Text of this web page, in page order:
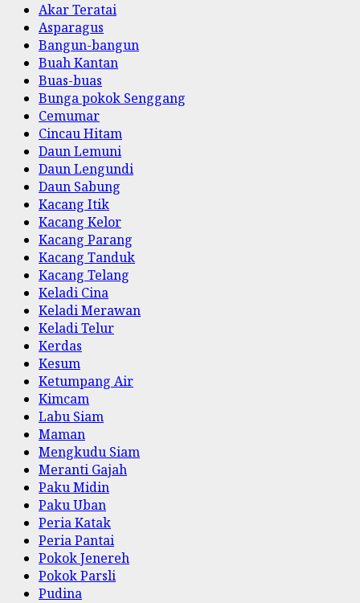
Akar Teratai
Asparagus
Bangun-bangun
Buah Kantan
Buas-buas
Bunga pokok Senggang
Cemumar
Cincau Hitam
Daun Lemuni
Daun Lengundi
Daun Sabung
Kacang Itik
Kacang Kelor
Kacang Parang
Kacang Tanduk
Kacang Telang
Keladi Cina
Keladi Merawan
Keladi Telur
Kerdas
Kesum
Ketumpang Air
Kimcam
Labu Siam
Maman
Mengkudu Siam
Meranti Gajah
Paku Midin
Paku Uban
Peria Katak
Peria Pantai
Pokok Jenereh
Pokok Parsli
Pudina